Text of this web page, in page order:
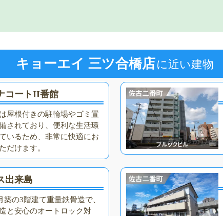
キョーエイ 三ツ合橋店に近い建物
コートII番館
屋根付きの駐輪場やゴミ置
されており、便利な生活環
いるため、非常に快適にお
だけます。
出来島
築の3階建て重量鉄骨造で、
と安心のオートロック対